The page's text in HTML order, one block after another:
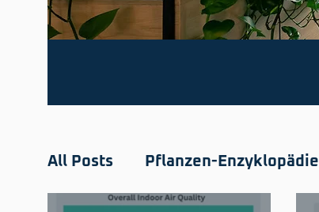
All Posts Pflanzen-Enzyklopädie